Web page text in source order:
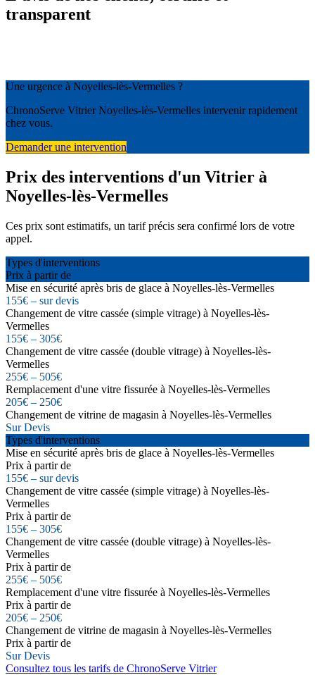
transparent
Une urgence à Noyelles-lès-Vermelles ?
ChronoServe Vitrier Noyelles-lès-Vermelles intervenir rapidement
chez vous.
Demander une intervention
Prix des interventions d'un Vitrier à
Noyelles-lès-Vermelles
Ces prix sont estimatifs, un tarif précis sera confirmé lors de votre
appel.
Types d'interventions
Prix à partir de
Mise en sécurité après bris de glace à Noyelles-lès-Vermelles
155€ – sur devis
Changement de vitre cassée (simple vitrage) à Noyelles-lès-
Vermelles
155€ – 305€
Changement de vitre cassée (double vitrage) à Noyelles-lès-
Vermelles
255€ – 505€
Remplacement d'une vitre fissurée à Noyelles-lès-Vermelles
205€ – 250€
Changement de vitrine de magasin à Noyelles-lès-Vermelles
Sur Devis
Types d'interventions
Mise en sécurité après bris de glace à Noyelles-lès-Vermelles
Prix à partir de
155€ – sur devis
Changement de vitre cassée (simple vitrage) à Noyelles-lès-
Vermelles
Prix à partir de
155€ – 305€
Changement de vitre cassée (double vitrage) à Noyelles-lès-
Vermelles
Prix à partir de
255€ – 505€
Remplacement d'une vitre fissurée à Noyelles-lès-Vermelles
Prix à partir de
205€ – 250€
Changement de vitrine de magasin à Noyelles-lès-Vermelles
Prix à partir de
Sur Devis
Consultez tous les tarifs de ChronoServe Vitrier